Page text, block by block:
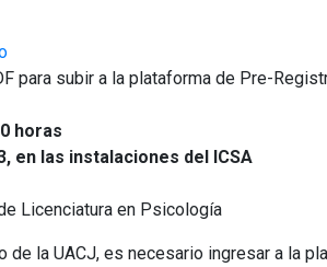
para subir a la plataforma de Pre-
horas
en las instalaciones del ICSA
Licenciatura en Psicología
la UACJ, es necesario ingresar a la